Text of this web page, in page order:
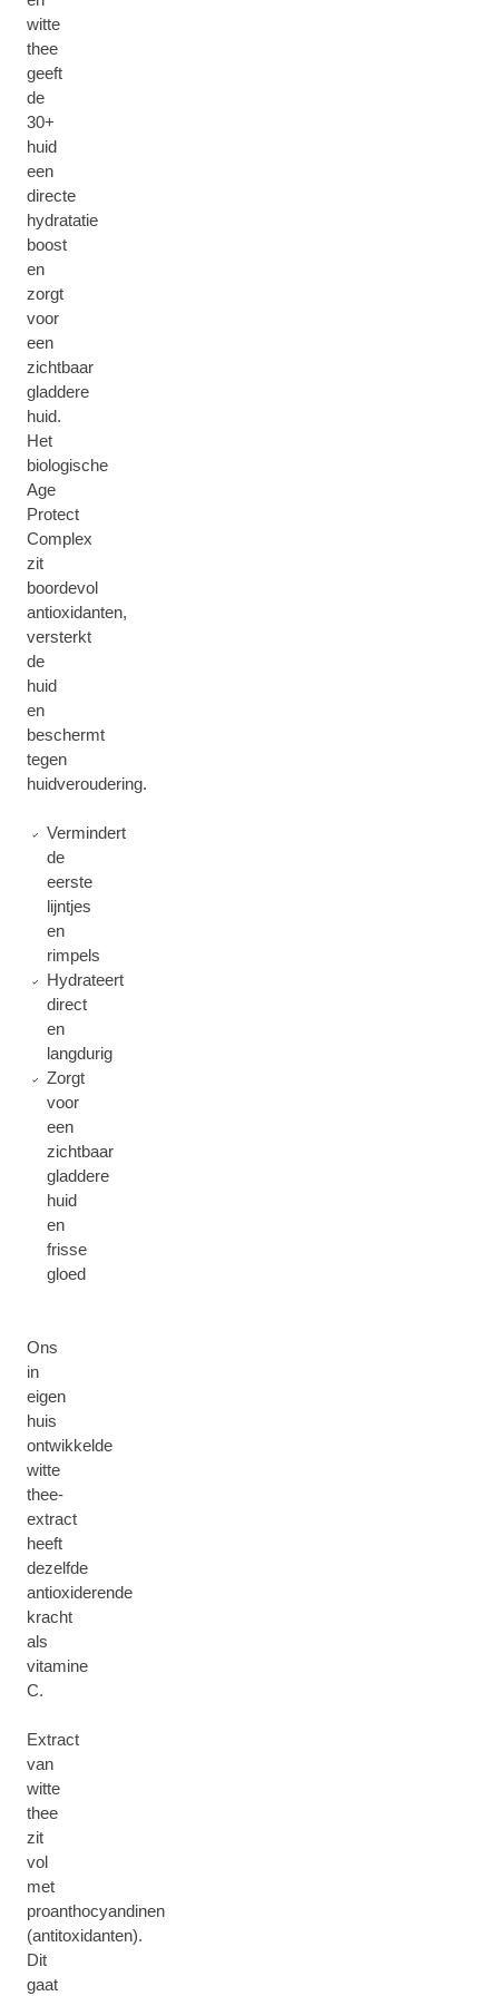
witte
thee
geeft
de
30+
huid
een
directe
hydratatie
boost
en
zorgt
voor
een
zichtbaar
gladdere
huid.
Het
biologische
Age
Protect
Complex
zit
boordevol
antioxidanten,
versterkt
de
huid
en
beschermt
tegen
huidveroudering.
Vermindert
de
eerste
lijntjes
en
rimpels
Hydrateert
direct
en
langdurig
Zorgt
voor
een
zichtbaar
gladdere
huid
en
frisse
gloed
Ons
in
eigen
huis
ontwikkelde
witte
thee-
extract
heeft
dezelfde
antioxiderende
kracht
als
vitamine
C.
Extract
van
witte
thee
zit
vol
met
proanthocyandinen
(antitoxidanten).
Dit
gaat